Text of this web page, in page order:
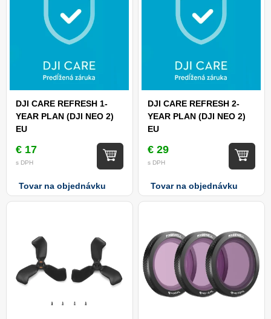
DJI CARE REFRESH 1-
YEAR PLAN (DJI NEO 2)
EU
€ 17
s DPH
Tovar na objednávku
DJI CARE REFRESH 2-
YEAR PLAN (DJI NEO 2)
EU
€ 29
s DPH
Tovar na objednávku